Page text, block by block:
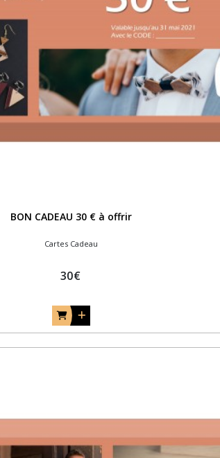
BON CADEAU 30 € à offrir
Cartes Cadeau
30€